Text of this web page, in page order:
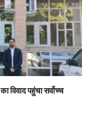
विवाद पहुंचा सर्वोच्च